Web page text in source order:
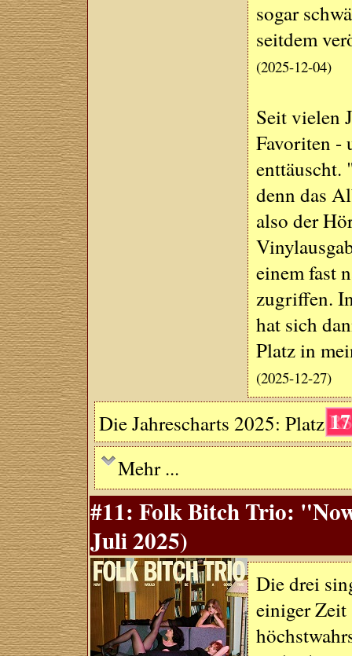
sogar
seitdem
(2025-12-04)
Seit vielen
Favoriten -
enttäuscht.
denn das
also der
einem fast
zugriffen.
hat sich
Platz in
(2025-12-27)
Die Jahrescharts 2025: Platz 17
Mehr ...
#11: Folk Bitch Trio:
Juli 2025)
Die drei
einiger Zeit